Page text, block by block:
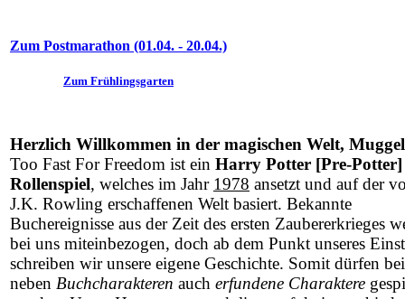
Zum Postmarathon (01.04. - 20.04.)
Zum Frühlingsgarten
Herzlich Willkommen in der magischen Welt, Muggel
Too Fast For Freedom ist ein Harry Potter [Pre-Potter]
Rollenspiel, welches im Jahr 1978 ansetzt und auf der
J.K. Rowling erschaffenen Welt basiert. Bekannte
Buchereignisse aus der Zeit des ersten Zaubererkrieges
bei uns miteinbezogen, doch ab dem Punkt unseres
schreiben wir unsere eigene Geschichte. Somit dürfen
neben Buchcharakteren auch erfundene Charaktere